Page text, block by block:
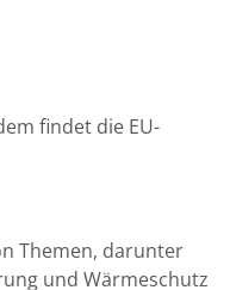
findet die EU-
Themen, darunter
und Wärmeschutz